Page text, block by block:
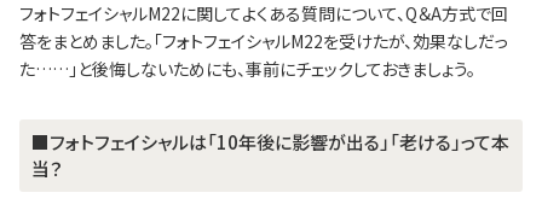
フォトフェイシャルM22に関してよくある質問について、Q＆A方式で回
答をまとめました。「フォトフェイシャルM22を受けたが、効果なしだっ
た……」と後悔しないためにも、事前にチェックしておきましょう。
■フォトフェイシャルは「10年後に影響が出る」「老ける」って本
当？